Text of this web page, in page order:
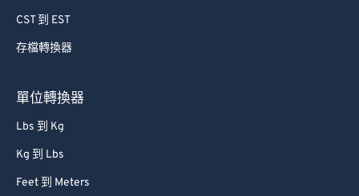
CST 到 EST
存檔轉換器
單位轉換器
Lbs 到 Kg
Kg 到 Lbs
Feet 到 Meters